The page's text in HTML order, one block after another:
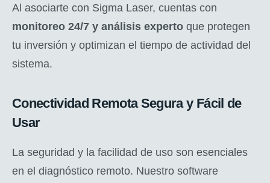
Al asociarte con Sigma Laser, cuentas con
monitoreo 24/7 y análisis experto que protegen
tu inversión y optimizan el tiempo de actividad del
sistema.
Conectividad Remota Segura y Fácil de
Usar
La seguridad y la facilidad de uso son esenciales
en el diagnóstico remoto. Nuestro software